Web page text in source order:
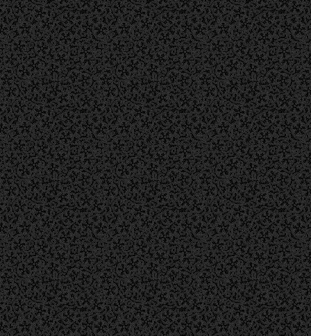
国道1号線を西進、天竜川を渡る。浜松市に
入ってすぐの分岐はそのまま直進（豊橋
47km、浜松市街9ｋｍ東名浜松3ｋｍの青い案
内標識が示す方向へ）。
左側の車線を走行。「安新歩道橋」交差点を
直進し、分岐を左方向（名古屋・豊橋方面）
へ。550ｍ道なりに進む。
浜松バイパスを290ｍ南下、側道へ。
側道を200m南下。
最初の信号を左折。
そのまま500ｍ東進（途中の目印として、浜
松市立和田東小学校の正門前を通過する）。
小学校通過後、最初の小さな十字路を
①そのまま20ｍ直進すれば第2駐車場入口。
②右折して更に最初の十字路を左折し20ｍ直
進すれば第1駐車場。